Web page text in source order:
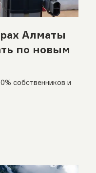
Алматы
по новым
собственников и